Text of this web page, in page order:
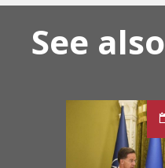
See also